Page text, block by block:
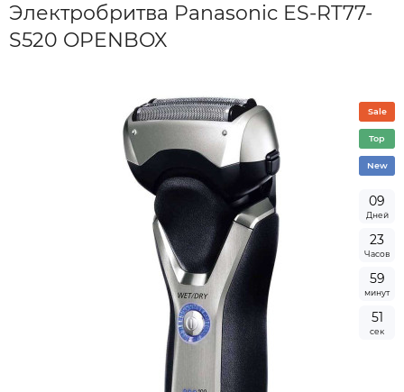
Электробритва Panasonic ES-RT77-
S520 OPENBOX
Sale
Top
New
09
Дней
23
Часов
59
минут
50
сек